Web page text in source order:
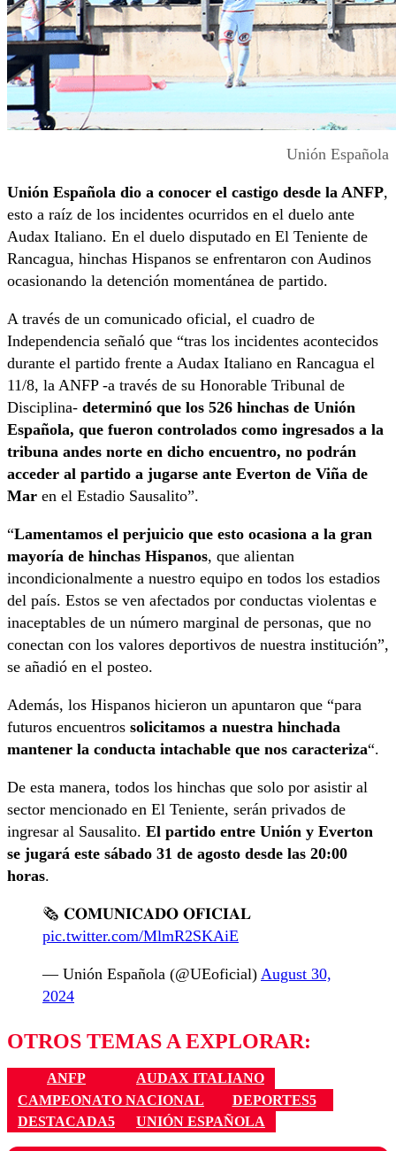
Unión Española
Unión Española dio a conocer el castigo desde la ANFP,
esto a raíz de los incidentes ocurridos en el duelo ante
Audax Italiano. En el duelo disputado en El Teniente de
Rancagua, hinchas Hispanos se enfrentaron con Audinos
ocasionando la detención momentánea de partido.
A través de un comunicado oficial, el cuadro de
Independencia señaló que “tras los incidentes acontecidos
durante el partido frente a Audax Italiano en Rancagua el
11/8, la ANFP -a través de su Honorable Tribunal de
Disciplina- determinó que los 526 hinchas de Unión
Española, que fueron controlados como ingresados a la
tribuna andes norte en dicho encuentro, no podrán
acceder al partido a jugarse ante Everton de Viña de
Mar en el Estadio Sausalito”.
“Lamentamos el perjuicio que esto ocasiona a la gran
mayoría de hinchas Hispanos, que alientan
incondicionalmente a nuestro equipo en todos los estadios
del país. Estos se ven afectados por conductas violentas e
inaceptables de un número marginal de personas, que no
conectan con los valores deportivos de nuestra institución”,
se añadió en el posteo.
Además, los Hispanos hicieron un apuntaron que “para
futuros encuentros solicitamos a nuestra hinchada
mantener la conducta intachable que nos caracteriza“.
De esta manera, todos los hinchas que solo por asistir al
sector mencionado en El Teniente, serán privados de
ingresar al Sausalito. El partido entre Unión y Everton
se jugará este sábado 31 de agosto desde las 20:00
horas.
🗞️ 𝐂𝐎𝐌𝐔𝐍𝐈𝐂𝐀𝐃𝐎 𝐎𝐅𝐈𝐂𝐈𝐀𝐋
pic.twitter.com/MlmR2SKAiE
— Unión Española (@UEoficial) August 30,
2024
OTROS TEMAS A EXPLORAR:
ANFP
AUDAX ITALIANO
CAMPEONATO NACIONAL
DEPORTES5
DESTACADA5
UNIÓN ESPAÑOLA